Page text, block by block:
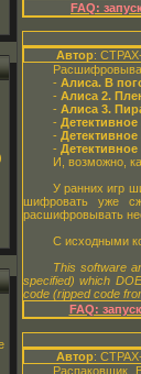
FAQ:
Автор:
- Алиса. В
- Алиса 2.
- Алиса 3.
-
-
-
И, возможно,
У ранних игр
шифровать уже
расшифровывать
С исходными
This software
specified) which
code (ripped code
FAQ:
Автор:
Распаковщик